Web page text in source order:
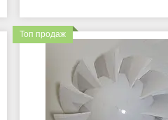
Топ продаж